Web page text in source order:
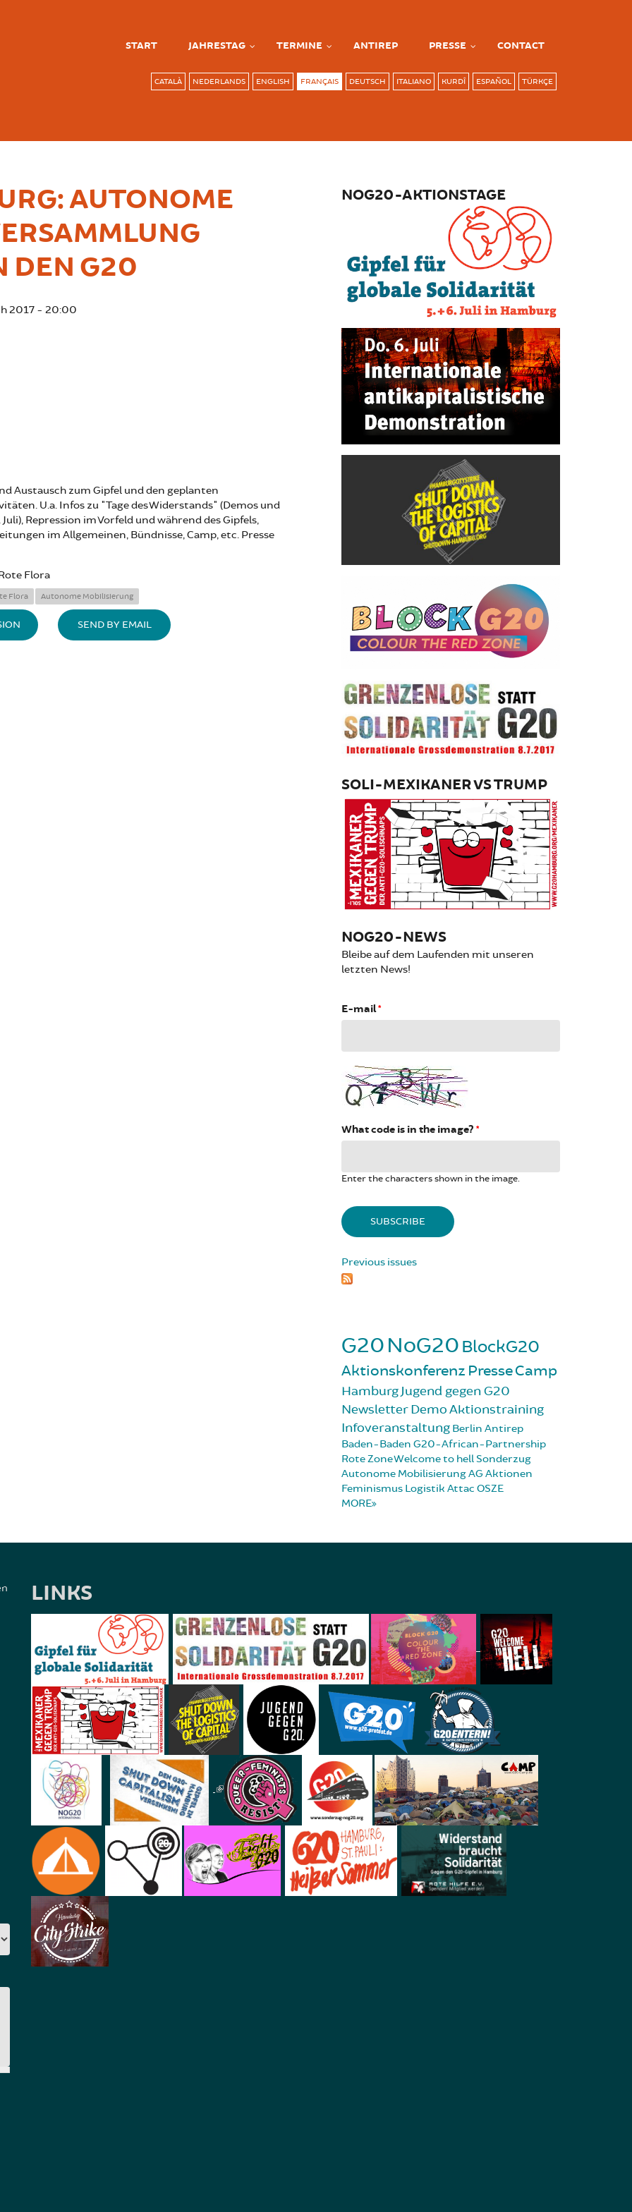
START JAHRESTAG TERMINE ANTIREP PRESSE CONTACT
CATALÀ NEDERLANDS ENGLISH FRANÇAIS DEUTSCH ITALIANO KURDÎ ESPAÑOL TÜRKÇE
AUTONOME
DEN G20
2017 - 20:00
Austausch zum Gipfel und den geplanten
U.a. Infos zu "Tage des Widerstands" (Demos und
Repression im Vorfeld und während des Gipfels,
im Allgemeinen, Bündnisse, Camp, etc. Presse
Flora
Flora Autonome Mobilisierung
SEND BY EMAIL
NOG20-AKTIONSTAGE
SOLI-MEXIKANER VS TRUMP
NOG20-NEWS
Bleibe auf dem Laufenden mit unseren
letzten News!
E-mail*
What code is in the image? *
Enter the characters shown in the image.
Previous issues
G20NoG20 BlockG20
Aktionskonferenz PresseCamp
HamburgJugend gegen G20
NewsletterDemoAktionstraining
Infoveranstaltung Berlin Antirep
Baden-Baden G20-African-Partnership
Rote ZoneWelcome to hellSonderzug
Autonome MobilisierungAG Aktionen
Feminismus Logistik Attac OSZE
MORE
LINKS